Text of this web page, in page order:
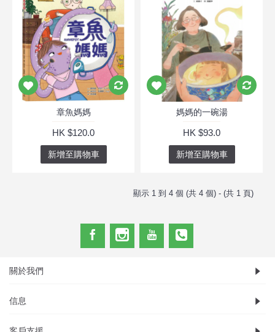
章魚媽媽
HK $120.0
新增至購物車
媽媽的一碗湯
HK $93.0
新增至購物車
顯示 1 到 4 個 (共 4 個) - (共 1 頁)
關於我們
信息